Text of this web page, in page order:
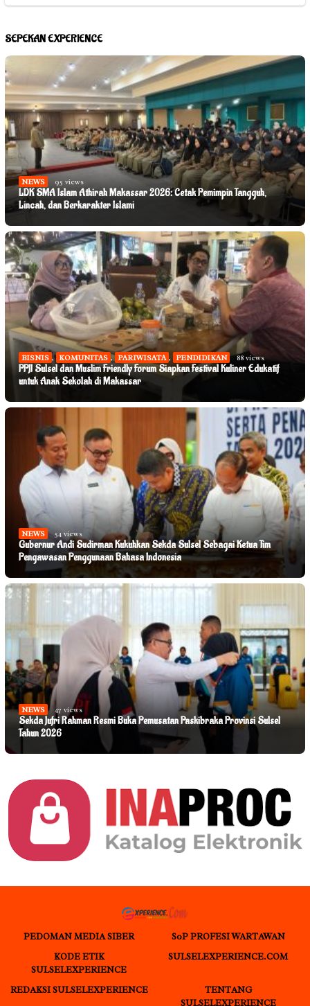
SEPEKAN EXPERIENCE
NEWS 95 views
LDK SMA Islam Athirah Makassar 2026: Cetak Pemimpin Tangguh,
Lincah, dan Berkarakter Islami
BISNIS , KOMUNITAS , PARIWISATA , PENDIDIKAN 88 views
PPJI Sulsel dan Muslim Friendly Forum Siapkan Festival Kuliner Edukatif
untuk Anak Sekolah di Makassar
NEWS 54 views
Gubernur Andi Sudirman Kukuhkan Sekda Sulsel Sebagai Ketua Tim
Pengawasan Penggunaan Bahasa Indonesia
NEWS 47 views
Sekda Jufri Rahman Resmi Buka Pemusatan Paskibraka Provinsi Sulsel
Tahun 2026
PEDOMAN MEDIA SIBER
S0P PROFESI WARTAWAN
KODE ETIK
SULSELEXPERIENCE
SULSELEXPERIENCE.COM
REDAKSI SULSELEXPERIENCE
TENTANG
SULSELEXPERIENCE